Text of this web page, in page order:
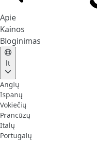
Apie
Kainos
Bloginimas
lt
Anglų
Ispanų
Vokiečių
Prancūzų
Italų
Portugalų